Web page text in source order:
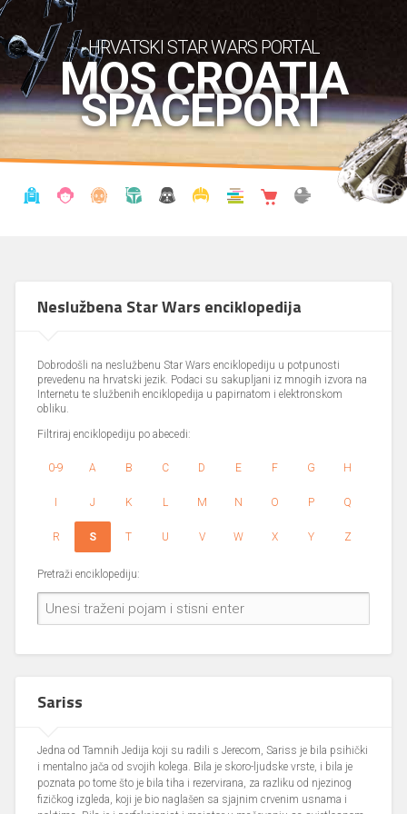
HRVATSKI STAR WARS PORTAL
MOS CROATIA
SPACEPORT
Neslužbena Star Wars enciklopedija
Dobrodošli na neslužbenu Star Wars enciklopediju u potpunosti
prevedenu na hrvatski jezik. Podaci su sakupljani iz mnogih izvora na
Internetu te službenih enciklopedija u papirnatom i elektronskom
obliku.
Filtriraj enciklopediju po abecedi:
0-9 A B C D E F G H
I J K L M N O P Q
R S T U V W X Y Z
Pretraži enciklopediju:
Sariss
Jedna od Tamnih Jedija koji su radili s Jerecom, Sariss je bila psihički
i mentalno jača od svojih kolega. Bila je skoro-ljudske vrste, i bila je
poznata po tome što je bila tiha i rezervirana, za razliku od njezinog
fizičkog izgleda, koji je bio naglašen sa sjajnim crvenim usnama i